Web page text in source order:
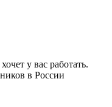
у вас работать.
в России